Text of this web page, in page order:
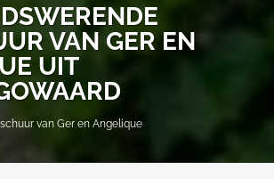
VAN GER EN
UIT
van Ger en Angelique